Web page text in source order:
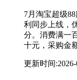
7月淘宝超级
利同步上线，
分。消费满一
十元，采购金
更新时间:2026-